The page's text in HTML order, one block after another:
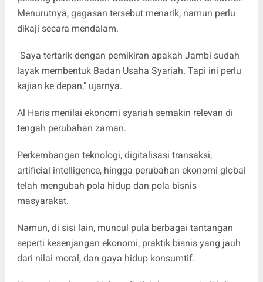
Menurutnya, gagasan tersebut menarik, namun perlu
dikaji secara mendalam.
"Saya tertarik dengan pemikiran apakah Jambi sudah
layak membentuk Badan Usaha Syariah. Tapi ini perlu
kajian ke depan," ujarnya.
Al Haris menilai ekonomi syariah semakin relevan di
tengah perubahan zaman.
Perkembangan teknologi, digitalisasi transaksi,
artificial intelligence, hingga perubahan ekonomi global
telah mengubah pola hidup dan pola bisnis
masyarakat.
Namun, di sisi lain, muncul pula berbagai tantangan
seperti kesenjangan ekonomi, praktik bisnis yang jauh
dari nilai moral, dan gaya hidup konsumtif.